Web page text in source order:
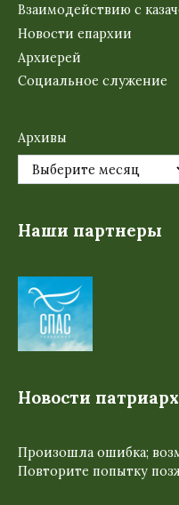
Взаимодействию с
Новости епархии
Архиерей
Социальное служение
Архивы
Наши партнеры
Новости
Произошла ошибка;
Повторите попытку